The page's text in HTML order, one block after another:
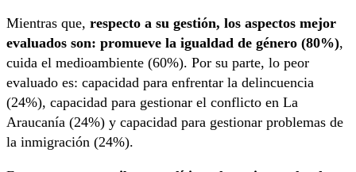
Mientras que, respecto a su gestión, los aspectos mejor
evaluados son: promueve la igualdad de género (80%),
cuida el medioambiente (60%). Por su parte, lo peor
evaluado es: capacidad para enfrentar la delincuencia
(24%), capacidad para gestionar el conflicto en La
Araucanía (24%) y capacidad para gestionar problemas de
la inmigración (24%).